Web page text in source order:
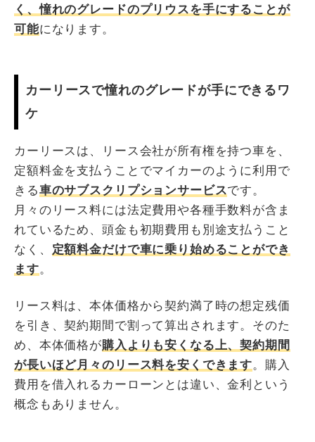
く、憧れのグレードのプリウスを手にすることが
可能になります。
カーリースで憧れのグレードが手にできるワ
ケ
カーリースは、リース会社が所有権を持つ車を、
定額料金を支払うことでマイカーのように利用で
きる車のサブスクリプションサービスです。
月々のリース料には法定費用や各種手数料が含ま
れているため、頭金も初期費用も別途支払うこと
なく、 定額料金だけで車に乗り始めることができ
ます。
リース料は、本体価格から契約満了時の想定残価
を引き、契約期間で割って算出されます。そのた
め、本体価格が購入よりも安くなる上、契約期間
が長いほど月々のリース料を安くできます。購入
費用を借入れるカーローンとは違い、金利という
概念もありません。